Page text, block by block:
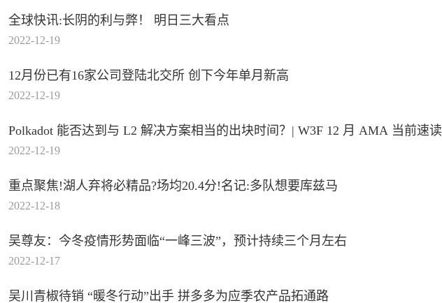
全球快讯:长阴的利与弊！ 明日三大看点
2022-12-19
12月份已有16家公司登陆北交所 创下今年单月新高
2022-12-19
Polkadot 能否达到与 L2 解决方案相当的出块时间？| W3F 12 月 AMA 当前速读
2022-12-19
重点聚焦!湖人弃将必精品?场均20.4分!名记:多队想要库兹马
2022-12-18
吴尊友：今冬疫情形势面临“一峰三波 ”，预计持续三个月左右
2022-12-17
吴川青椒待销 “暖冬行动”出手 拼多多为应季农产品拓通路